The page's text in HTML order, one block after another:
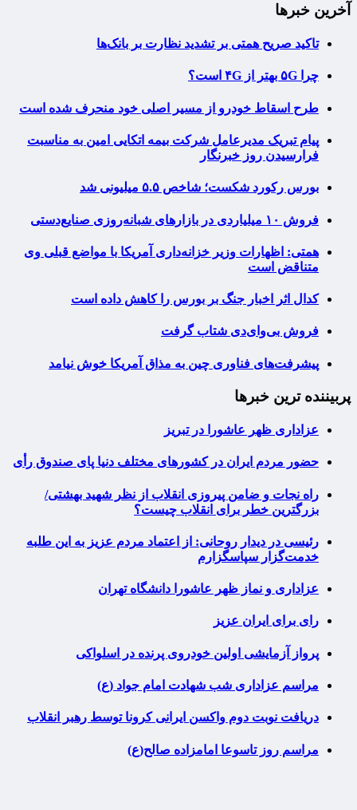
آخرین خبرها
تاکید صریح همتی بر تشدید نظارت بر بانک‌ها
چرا ۵G بهتر از ۴G است؟
طرح اسقاط خودرو از مسیر اصلی خود منحرف شده است
پیام تبریک مدیرعامل شرکت بیمه اتکایی امین به مناسبت
فرارسیدن روز خبرنگار
بورس رکورد شکست؛ شاخص ۵.۵ میلیونی شد
فروش ۱۰ میلیاردی در بازارهای شبانه‌روزی صنایع‌دستی
همتی: اظهارات وزیر خزانه‌داری آمریکا با مواضع قبلی وی
متناقض است
کدال اثر اخبار جنگ بر بورس را کاهش داده است
فروش بی‌وای‌دی شتاب گرفت
پیشرفت‌های فناوری چین به مذاق آمریکا خوش نیامد
پربیننده ترین خبرها
عزاداری ظهر عاشورا در تبریز
حضور مردم ایران در کشورهای مختلف دنیا پای صندوق رأی
راه نجات و ضامن پیروزی انقلاب از نظر شهید بهشتی/
بزرگترین خطر برای انقلاب چیست؟
رئیسی در دیدار روحانی: از اعتماد مردم عزیز به این طلبه
خدمت‌گزار سپاسگزارم
عزاداری و نماز ظهر عاشورا دانشگاه تهران
رای برای ایران عزیز
پرواز آزمایشی اولین خودروی پرنده در اسلواکی
مراسم عزاداری شب شهادت امام جواد (ع)
دریافت نوبت دوم واکسن ایرانی کرونا توسط رهبر انقلاب
مراسم روز تاسوعا امامزاده صالح(ع)